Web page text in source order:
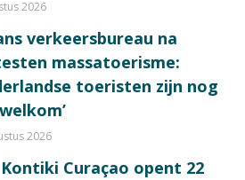
2026
verkeersbureau na
massatoerisme:
toeristen zijn nog
2026
Curaçao opent 22